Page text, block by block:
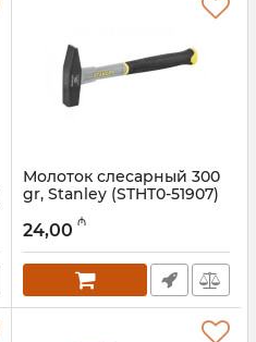
Молоток слесарный 300
gr, Stanley (STHT0-51907)
017005006
24,00 ₼